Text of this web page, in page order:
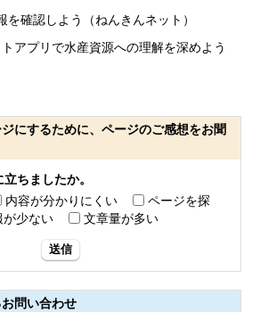
を確認しよう（ねんきんネット）
トアプリで水産資源への理解を深めよう
にするために、ページのご感想をお聞
ちましたか。
内容が分かりにくい
ページを探
が少ない 文章量が多い
送信
お問い合わせ